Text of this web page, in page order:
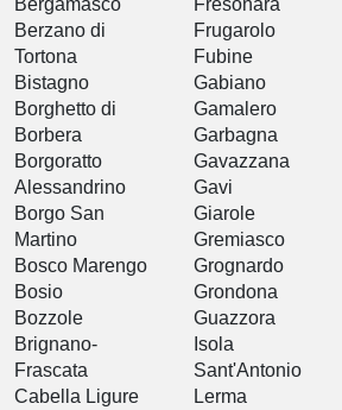
Berzano di
Tortona
Bistagno
Borghetto di
Borbera
Borgoratto
Alessandrino
Borgo San
Martino
Bosco Marengo
Bosio
Bozzole
Brignano-
Frascata
Cabella Ligure
Frugarolo
Fubine
Gabiano
Gamalero
Garbagna
Gavazzana
Gavi
Giarole
Gremiasco
Grognardo
Grondona
Guazzora
Isola
Sant'Antonio
Lerma